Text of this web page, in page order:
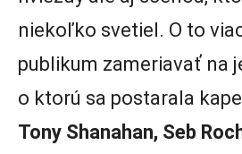
niekoľko svetiel. O to
publikum zameriavať na
o ktorú sa postarala
Tony Shanahan, Seb